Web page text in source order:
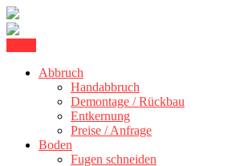
content
BBS Technik GmbH
300 kmAbbruch
Handabbruch
Demontage / Rückbau
Entkernung
Preise / Anfrage
Boden
Fugen schneiden